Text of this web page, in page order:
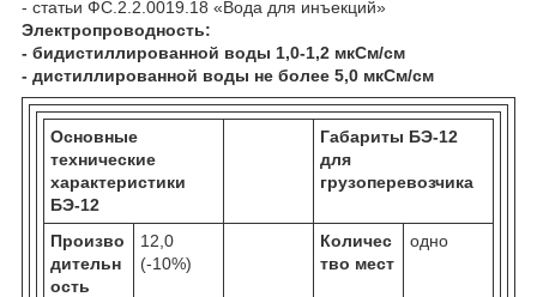
- статьи ФС.2.2.0019.18 «Вода для инъекций»
Электропроводность:
- бидистиллированной воды 1,0-1,2 мкСм/см
- дистиллированной воды не более 5,0 мкСм/см
Основные
технические
характеристики
БЭ-12
Габариты БЭ-12
для
грузоперевозчика
Произво
дительн
ость
12,0
(-10%)
Количес
тво мест
одно